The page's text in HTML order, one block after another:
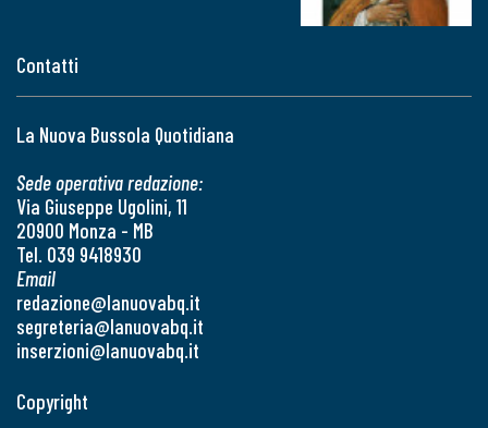
Contatti
La Nuova Bussola Quotidiana
Sede operativa redazione:
Via Giuseppe Ugolini, 11
20900 Monza - MB
Tel. 039 9418930
Email
redazione@lanuovabq.it
segreteria@lanuovabq.it
inserzioni@lanuovabq.it
Copyright